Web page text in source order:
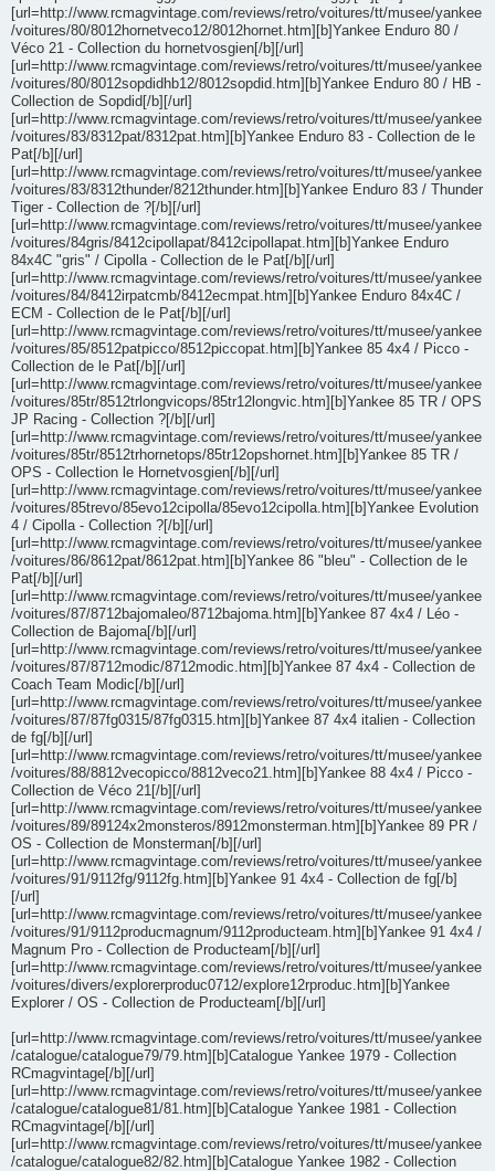
[url=http://www.rcmagvintage.com/reviews/retro/voitures/tt/musee/yankee
/voitures/80/8012hornetveco12/8012hornet.htm][b]Yankee Enduro 80 /
Véco 21 - Collection du hornetvosgien[/b][/url]
[url=http://www.rcmagvintage.com/reviews/retro/voitures/tt/musee/yankee
/voitures/80/8012sopdidhb12/8012sopdid.htm][b]Yankee Enduro 80 / HB -
Collection de Sopdid[/b][/url]
[url=http://www.rcmagvintage.com/reviews/retro/voitures/tt/musee/yankee
/voitures/83/8312pat/8312pat.htm][b]Yankee Enduro 83 - Collection de le
Pat[/b][/url]
[url=http://www.rcmagvintage.com/reviews/retro/voitures/tt/musee/yankee
/voitures/83/8312thunder/8212thunder.htm][b]Yankee Enduro 83 / Thunder
Tiger - Collection de ?[/b][/url]
[url=http://www.rcmagvintage.com/reviews/retro/voitures/tt/musee/yankee
/voitures/84gris/8412cipollapat/8412cipollapat.htm][b]Yankee Enduro
84x4C "gris" / Cipolla - Collection de le Pat[/b][/url]
[url=http://www.rcmagvintage.com/reviews/retro/voitures/tt/musee/yankee
/voitures/84/8412irpatcmb/8412ecmpat.htm][b]Yankee Enduro 84x4C /
ECM - Collection de le Pat[/b][/url]
[url=http://www.rcmagvintage.com/reviews/retro/voitures/tt/musee/yankee
/voitures/85/8512patpicco/8512piccopat.htm][b]Yankee 85 4x4 / Picco -
Collection de le Pat[/b][/url]
[url=http://www.rcmagvintage.com/reviews/retro/voitures/tt/musee/yankee
/voitures/85tr/8512trlongvicops/85tr12longvic.htm][b]Yankee 85 TR / OPS
JP Racing - Collection ?[/b][/url]
[url=http://www.rcmagvintage.com/reviews/retro/voitures/tt/musee/yankee
/voitures/85tr/8512trhornetops/85tr12opshornet.htm][b]Yankee 85 TR /
OPS - Collection le Hornetvosgien[/b][/url]
[url=http://www.rcmagvintage.com/reviews/retro/voitures/tt/musee/yankee
/voitures/85trevo/85evo12cipolla/85evo12cipolla.htm][b]Yankee Evolution
4 / Cipolla - Collection ?[/b][/url]
[url=http://www.rcmagvintage.com/reviews/retro/voitures/tt/musee/yankee
/voitures/86/8612pat/8612pat.htm][b]Yankee 86 "bleu" - Collection de le
Pat[/b][/url]
[url=http://www.rcmagvintage.com/reviews/retro/voitures/tt/musee/yankee
/voitures/87/8712bajomaleo/8712bajoma.htm][b]Yankee 87 4x4 / Léo -
Collection de Bajoma[/b][/url]
[url=http://www.rcmagvintage.com/reviews/retro/voitures/tt/musee/yankee
/voitures/87/8712modic/8712modic.htm][b]Yankee 87 4x4 - Collection de
Coach Team Modic[/b][/url]
[url=http://www.rcmagvintage.com/reviews/retro/voitures/tt/musee/yankee
/voitures/87/87fg0315/87fg0315.htm][b]Yankee 87 4x4 italien - Collection
de fg[/b][/url]
[url=http://www.rcmagvintage.com/reviews/retro/voitures/tt/musee/yankee
/voitures/88/8812vecopicco/8812veco21.htm][b]Yankee 88 4x4 / Picco -
Collection de Véco 21[/b][/url]
[url=http://www.rcmagvintage.com/reviews/retro/voitures/tt/musee/yankee
/voitures/89/89124x2monsteros/8912monsterman.htm][b]Yankee 89 PR /
OS - Collection de Monsterman[/b][/url]
[url=http://www.rcmagvintage.com/reviews/retro/voitures/tt/musee/yankee
/voitures/91/9112fg/9112fg.htm][b]Yankee 91 4x4 - Collection de fg[/b]
[/url]
[url=http://www.rcmagvintage.com/reviews/retro/voitures/tt/musee/yankee
/voitures/91/9112producmagnum/9112producteam.htm][b]Yankee 91 4x4 /
Magnum Pro - Collection de Producteam[/b][/url]
[url=http://www.rcmagvintage.com/reviews/retro/voitures/tt/musee/yankee
/voitures/divers/explorerproduc0712/explore12rproduc.htm][b]Yankee
Explorer / OS - Collection de Producteam[/b][/url]
[url=http://www.rcmagvintage.com/reviews/retro/voitures/tt/musee/yankee
/catalogue/catalogue79/79.htm][b]Catalogue Yankee 1979 - Collection
RCmagvintage[/b][/url]
[url=http://www.rcmagvintage.com/reviews/retro/voitures/tt/musee/yankee
/catalogue/catalogue81/81.htm][b]Catalogue Yankee 1981 - Collection
RCmagvintage[/b][/url]
[url=http://www.rcmagvintage.com/reviews/retro/voitures/tt/musee/yankee
/catalogue/catalogue82/82.htm][b]Catalogue Yankee 1982 - Collection